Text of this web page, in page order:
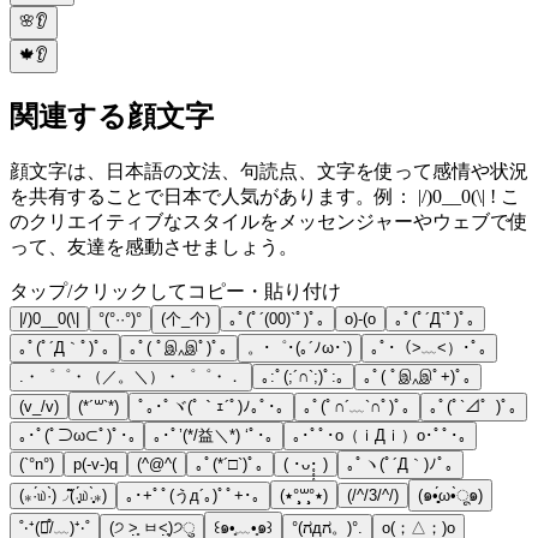
🌸👂
🍁👂
関連する顔文字
顔文字は、日本語の文法、句読点、文字を使って感情や状況
を共有することで日本で人気があります。例： |/)0__0(\| ! こ
のクリエイティブなスタイルをメッセンジャーやウェブで使
って、友達を感動させましょう。
タップ/クリックしてコピー・貼り付け
|/)0__0(\| °(°··°)° (个_个) ｡ﾟ(ﾟ´(00)`ﾟ)ﾟ｡ o)-(o
｡ﾟ(ﾟ´Д`ﾟ)ﾟ｡
｡ﾟ(ﾟ´Д｀ﾟ)ﾟ｡
｡ﾟ( ﾟஇ‸இﾟ)ﾟ｡ 。･゜･(｡´ﾉω･`)
｡ﾟ･（>﹏<）･ﾟ｡
.・゜゜・（／。＼）・゜゜・．
｡:ﾟ(;´∩`;)ﾟ:｡
｡ﾟ( ﾟஇ‸இﾟ+)ﾟ｡
(v_/v)
(*´꒳`*) ﾟ｡･ﾟヾ(ﾟ｀ｪ´ﾟ)ﾉ｡ﾟ･｡ ｡ﾟ(ﾟ∩´﹏`∩ﾟ)ﾟ｡
｡ﾟ(ﾟ`⊿゜)ﾟ｡
｡･ﾟ(ﾟ⊃ω⊂ﾟ)ﾟ･｡
｡･ﾟ’(*/益＼*) ‘ﾟ･｡
｡･ﾟﾟ･o（ｉДｉ）o･ﾟﾟ･｡
(`°n°)
p(-v-)q (^@^( ｡ﾟ(*´□`)ﾟ｡ ( ･ᴗ･̥̥̥ )
｡ﾟヽ(ﾟ´Д｀)ﾉﾟ｡
(⁎·́௰·̀)◞ ͂͂(˒̩̩̥́௰˓̩̩̥̀⁎)
｡･+ﾟﾟ(うд´｡)ﾟﾟ+･｡ (٭°̧̧̧꒳°̧̧̧٭) (/^/3/^/)
(๑•̥̥̥́ω•̀ू๑)
˚‧⁺(͘๑̊/﹏)⁺‧˚
(੭ ˃̣̣̥ ㅂ˂̣̣̥)੭ु ꒰๑•̥﹏•̥๑꒱ °(ಗдಗ。)°. o(；△；)o